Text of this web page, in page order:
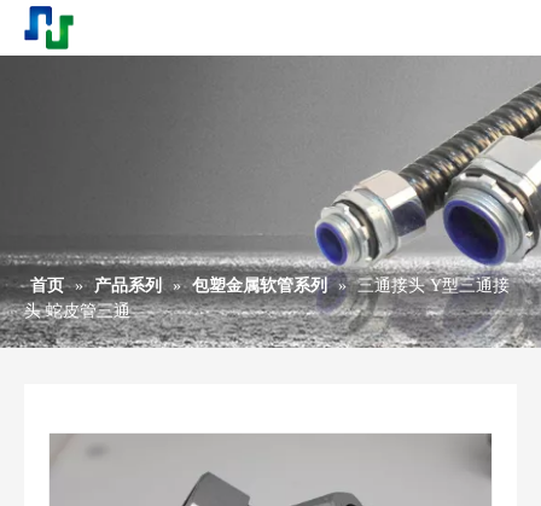
首页 » 产品系列 » 包塑金属软管系列 » 三通接头 Y型三通接
头 蛇皮管三通